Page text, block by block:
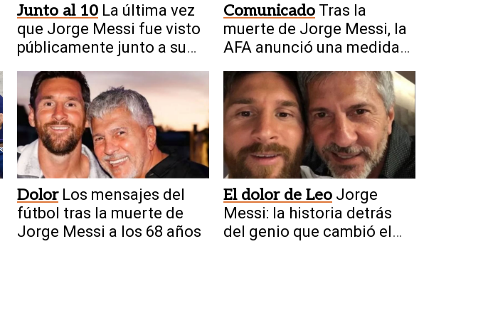
Junto al 10 La última vez
que Jorge Messi fue visto
públicamente junto a su
Comunicado Tras la
muerte de Jorge Messi, la
AFA anunció una medida
Dolor Los mensajes del
fútbol tras la muerte de
Jorge Messi a los 68 años
El dolor de Leo Jorge
Messi: la historia detrás
del genio que cambió el